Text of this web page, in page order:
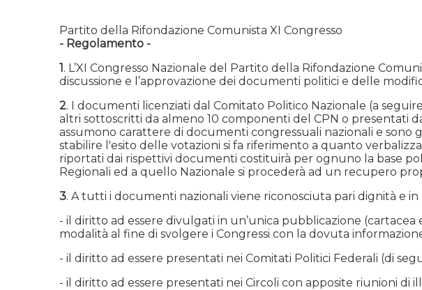
Partito della Rifondazione Comunista XI Congresso
- Regolamento -
1. L’XI Congresso Nazionale del Partito della Rifondazione
discussione e l’approvazione dei documenti politici e delle
2. I documenti licenziati dal Comitato Politico Nazionale (a
altri sottoscritti da almeno 10 componenti del CPN o presentati
assumono carattere di documenti congressuali nazionali e sono
stabilire l'esito delle votazioni si fa riferimento a quanto
riportati dai rispettivi documenti costituirà per ognuno la base
Regionali ed a quello Nazionale si procederà ad un recupero
3. A tutti i documenti nazionali viene riconosciuta pari dignità e in
- il diritto ad essere divulgati in un’unica pubblicazione
modalità al fine di svolgere i Congressi con la dovuta
- il diritto ad essere presentati nei Comitati Politici Federali (di
- il diritto ad essere presentati nei Circoli con apposite riunioni di